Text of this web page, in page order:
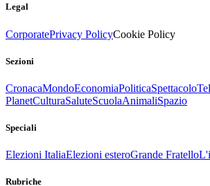
Legal
CorporatePrivacy PolicyCookie Policy
Sezioni
CronacaMondoEconomiaPoliticaSpettacolo
PlanetCulturaSaluteScuolaAnimaliSpazio
Speciali
Elezioni ItaliaElezioni esteroGrande Fratello
Rubriche